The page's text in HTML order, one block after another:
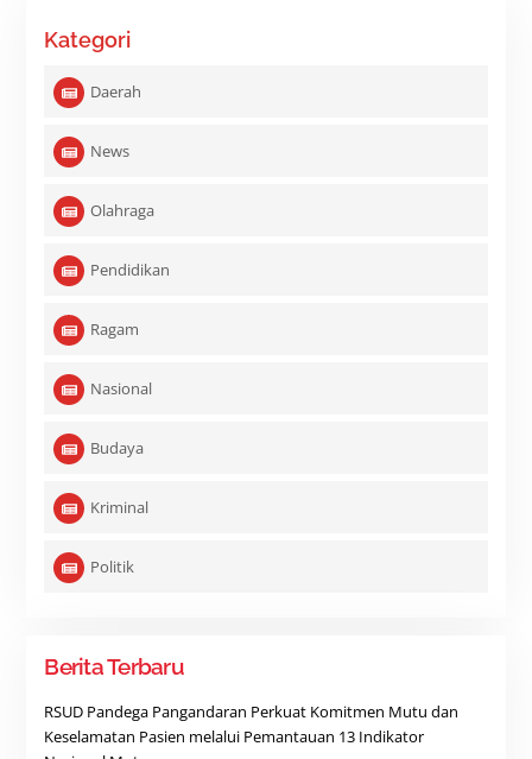
Kategori
Daerah
News
Olahraga
Pendidikan
Ragam
Nasional
Budaya
Kriminal
Politik
Berita Terbaru
RSUD Pandega Pangandaran Perkuat Komitmen Mutu dan
Keselamatan Pasien melalui Pemantauan 13 Indikator